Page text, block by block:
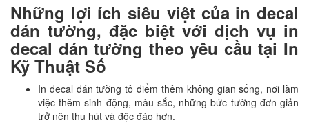
Những lợi ích siêu việt của in decal
dán tường, đặc biệt với dịch vụ in
decal dán tường theo yêu cầu tại In
Kỹ Thuật Số
In decal dán tường tô điểm thêm không gian sống, nơi làm
việc thêm sinh động, màu sắc, những bức tường đơn giản
trở nên thu hút và độc đáo hơn.